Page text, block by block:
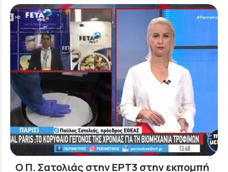
Ο Π. Σατολιάς στην ΕΡΤ3 στην εκπομπή